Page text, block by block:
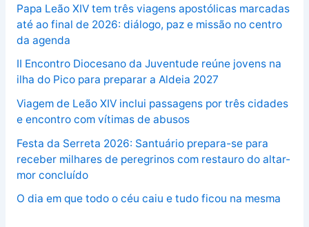
Papa Leão XIV tem três viagens apostólicas marcadas
até ao final de 2026: diálogo, paz e missão no centro
da agenda
II Encontro Diocesano da Juventude reúne jovens na
ilha do Pico para preparar a Aldeia 2027
Viagem de Leão XIV inclui passagens por três cidades
e encontro com vítimas de abusos
Festa da Serreta 2026: Santuário prepara-se para
receber milhares de peregrinos com restauro do altar-
mor concluído
O dia em que todo o céu caiu e tudo ficou na mesma